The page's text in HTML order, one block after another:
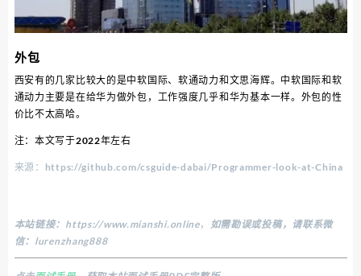
外包
西安有的几家比较大的是中软国际、软通动力和文思海辉。中软国际和软
通动力主要是在给华为做外包，工作强度几乎和华为基本一样。外包的性
价比不太高哈。
注：本文写于2022年左右
来源：https://github.com/csguide-dabai/Programmer-look-at-China
本站链接： https://www.mianshi.online，
如需勘误或投稿，请联系微
信：lurenzhang888